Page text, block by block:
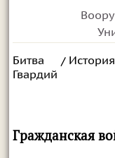
Битва
Гвардий
/ История
Гражданская